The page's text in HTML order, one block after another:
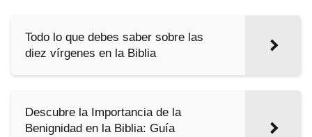
Todo lo que debes saber sobre las
diez vírgenes en la Biblia
Descubre la Importancia de la
Benignidad en la Biblia: Guía